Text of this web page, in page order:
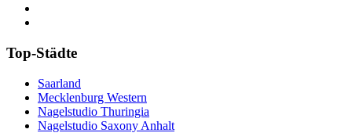
Top-Städte
Saarland
Mecklenburg Western
Nagelstudio Thuringia
Nagelstudio Saxony Anhalt